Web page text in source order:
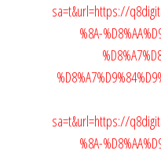
sa=t&url=https://
%8A-
sa=t&url=https://
%8A-